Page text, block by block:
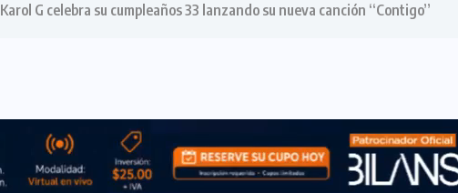
Karol G celebra su cumpleaños 33 lanzando su nueva canción “Contigo”
TECNOLOGÍA
23 FEBRERO, 2024